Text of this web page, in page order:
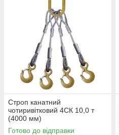
Строп канатний
чотиривітковий 4СК 10,0 т
(4000 мм)
Готово до відправки